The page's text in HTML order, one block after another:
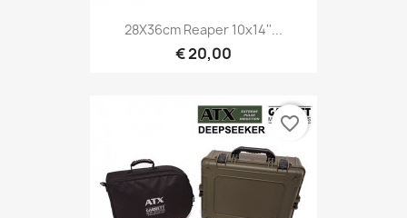
Snel bekijken
28X36cm Reaper 10x14''...
€ 20,00
favorite_border